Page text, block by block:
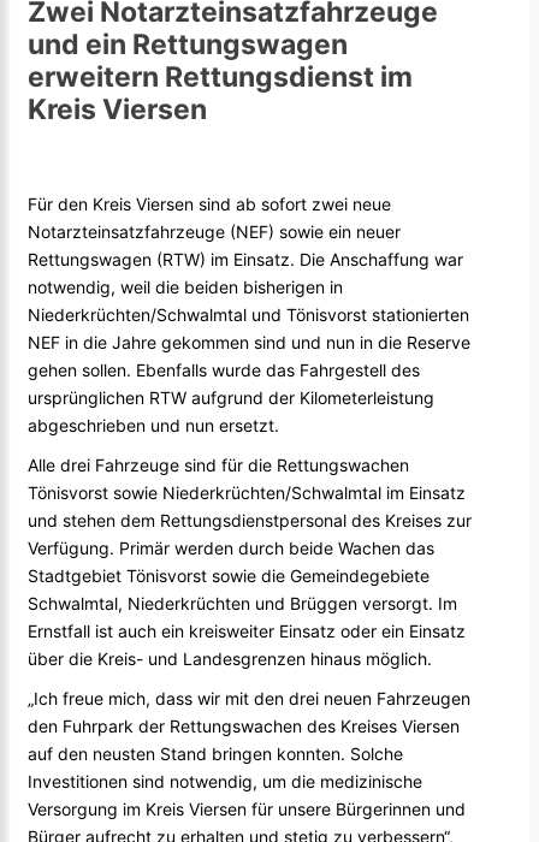
Zwei Notarzteinsatzfahrzeuge
und ein Rettungswagen
erweitern Rettungsdienst im
Kreis Viersen
Für den Kreis Viersen sind ab sofort zwei neue
Notarzteinsatzfahrzeuge (NEF) sowie ein neuer
Rettungswagen (RTW) im Einsatz. Die Anschaffung war
notwendig, weil die beiden bisherigen in
Niederkrüchten/Schwalmtal und Tönisvorst stationierten
NEF in die Jahre gekommen sind und nun in die Reserve
gehen sollen. Ebenfalls wurde das Fahrgestell des
ursprünglichen RTW aufgrund der Kilometerleistung
abgeschrieben und nun ersetzt.
Alle drei Fahrzeuge sind für die Rettungswachen
Tönisvorst sowie Niederkrüchten/Schwalmtal im Einsatz
und stehen dem Rettungsdienstpersonal des Kreises zur
Verfügung. Primär werden durch beide Wachen das
Stadtgebiet Tönisvorst sowie die Gemeindegebiete
Schwalmtal, Niederkrüchten und Brüggen versorgt. Im
Ernstfall ist auch ein kreisweiter Einsatz oder ein Einsatz
über die Kreis- und Landesgrenzen hinaus möglich.
„Ich freue mich, dass wir mit den drei neuen Fahrzeugen
den Fuhrpark der Rettungswachen des Kreises Viersen
auf den neusten Stand bringen konnten. Solche
Investitionen sind notwendig, um die medizinische
Versorgung im Kreis Viersen für unsere Bürgerinnen und
Bürger aufrecht zu erhalten und stetig zu verbessern“,